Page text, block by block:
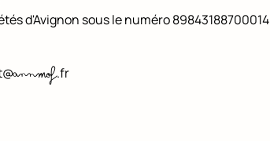
d'Avignon sous le numéro 89843188700014
annmof.fr